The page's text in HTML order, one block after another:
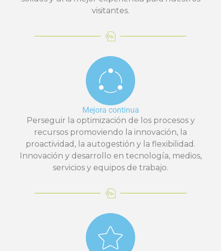
visitantes.
Mejora continua
Perseguir la optimización de los procesos y
recursos promoviendo la innovación, la
proactividad, la autogestión y la flexibilidad.
Innovación y desarrollo en tecnología, medios,
servicios y equipos de trabajo.